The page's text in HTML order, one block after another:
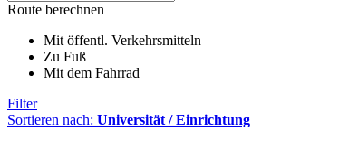
Route berechnen
Mit öffentl. Verkehrsmitteln
Zu Fuß
Mit dem Fahrrad
Filter
Sortieren nach: Universität / Einrichtung